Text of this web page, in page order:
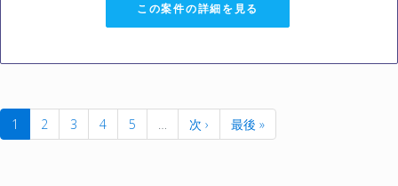
この案件の詳細を見る
1 2 3 4 5 … 次 › 最後 »